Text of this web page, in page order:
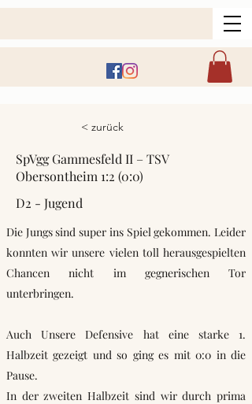
< zurück
SpVgg Gammesfeld II – TSV
Obersontheim 1:2 (0:0)
D2 - Jugend
Die Jungs sind super ins Spiel gekommen. Leider
konnten wir unsere vielen toll herausgespielten
Chancen nicht im gegnerischen Tor
unterbringen.
Auch Unsere Defensive hat eine starke 1.
Halbzeit gezeigt und so ging es mit 0:0 in die
Pause.
In der zweiten Halbzeit sind wir durch prima